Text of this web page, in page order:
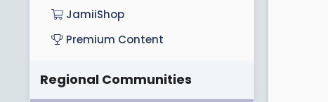
JamiiShop
Premium Content
Regional Communities